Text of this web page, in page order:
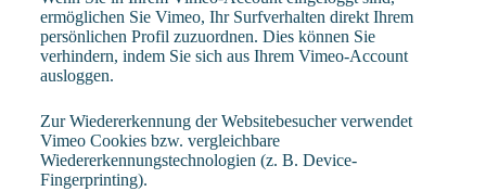
ermöglichen Sie Vimeo, Ihr Surfverhalten direkt Ihrem
persönlichen Profil zuzuordnen. Dies können Sie
verhindern, indem Sie sich aus Ihrem Vimeo-Account
ausloggen.
Zur Wiedererkennung der Websitebesucher verwendet
Vimeo Cookies bzw. vergleichbare
Wiedererkennungstechnologien (z. B. Device-
Fingerprinting).